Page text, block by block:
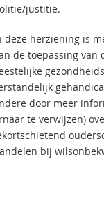
justitie.
deze herziening is
de toepassing van
door meer
te verwijzen)
bij